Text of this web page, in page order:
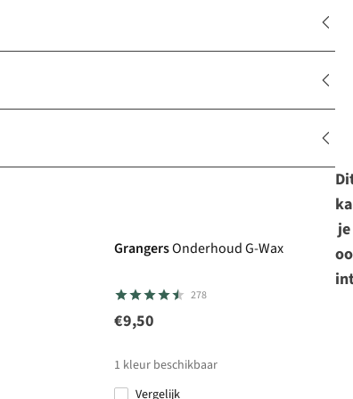
GrangersOnderhoud G-Wax
278
€9,50
1 kleur beschikbaar
Vergelijk
je